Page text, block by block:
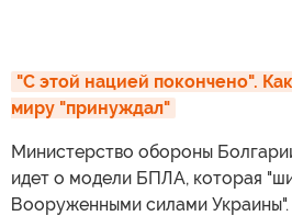
"С этой нацией покончено".
миру "принуждал"
Министерство обороны
идет о модели БПЛА, которая
Вооруженными силами